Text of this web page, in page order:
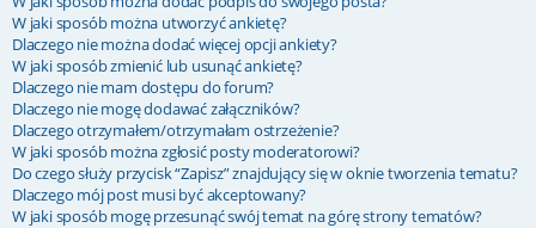
W jaki sposób można utworzyć ankietę?
Dlaczego nie można dodać więcej opcji ankiety?
W jaki sposób zmienić lub usunąć ankietę?
Dlaczego nie mam dostępu do forum?
Dlaczego nie mogę dodawać załączników?
Dlaczego otrzymałem/otrzymałam ostrzeżenie?
W jaki sposób można zgłosić posty moderatorowi?
Do czego służy przycisk “Zapisz” znajdujący się w oknie tworzenia tematu?
Dlaczego mój post musi być akceptowany?
W jaki sposób mogę przesunąć swój temat na górę strony tematów?